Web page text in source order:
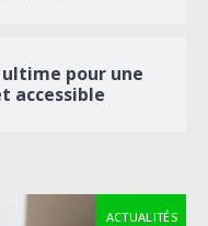
pour une
accessible
ACTUALITÉS